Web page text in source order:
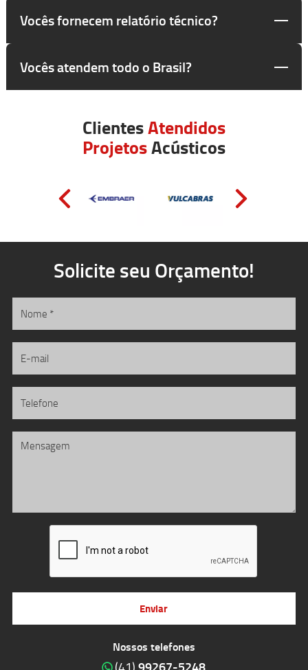
Vocês fornecem relatório técnico?
Vocês atendem todo o Brasil?
ClientesAtendidos
ProjetosAcústicos
Nossos telefones
(41) 99267-5248
Solicite seu Orçamento!
Enviar